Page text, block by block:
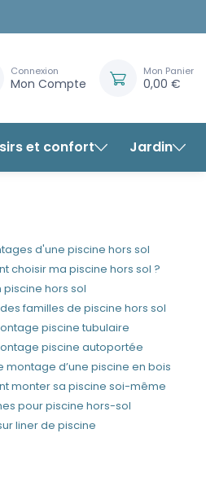
Connexion
Mon Compte
Mon Panier
0,00 €
et confort Jardin
d'une piscine hors sol
choisir ma piscine hors sol ?
piscine hors sol
familles de piscine hors sol
piscine tubulaire
piscine autoportée
montage d’une piscine en bois
monter sa piscine soi-même
pour piscine hors-sol
liner de piscine